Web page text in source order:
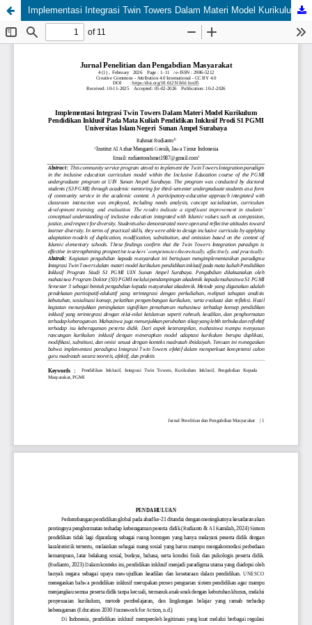
Implementasi Integrasi Twin Towers Dalam Materi Model Kurikulum Pendidikan Inklusif Pada Mata Kuliah Pendidikan Inklusif Prodi S1 PGMI Universitas Islam Negeri Sunan Ampel Surabaya